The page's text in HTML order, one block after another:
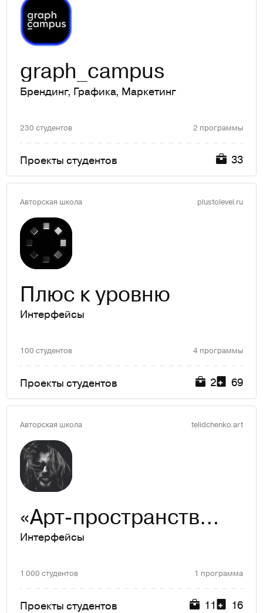
graph_campus
Брендинг, Графика, Маркетинг
230 студентов 2 программы
Проекты студентов 33
Авторская школа plustolevel.ru
Плюс к уровню
Интерфейсы
100 студентов 4 программы
Проекты студентов 2 69
Авторская школа telidchenko.art
«Арт-пространство Сергея Телидченко»
Интерфейсы
1 000 студентов 1 программа
Проекты студентов 11 16